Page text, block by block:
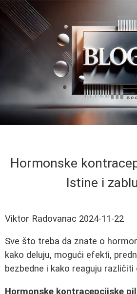
Hormonske
Istine i
Viktor Radovanac 2024-11-22
Sve što treba da znate o
kako deluju, mogući efekti,
bezbedne i kako reaguju različiti
Hormonske kontracepcijske